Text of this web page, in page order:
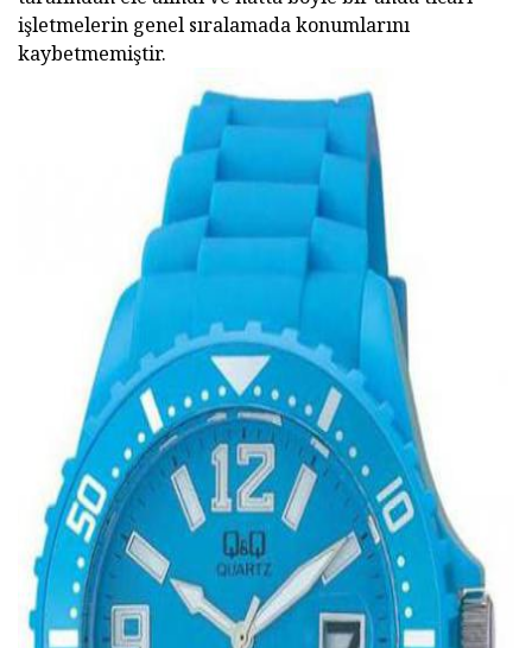
işletmelerin genel sıralamada konumlarını
kaybetmemiştir.